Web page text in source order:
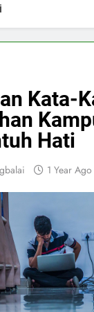
Kata-
Hati
1 Year Ago